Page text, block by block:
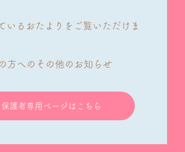
いるおたよりをご覧いただけま
方へのその他のお知らせ
保護者専用ページはこちら